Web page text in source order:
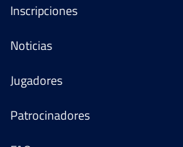
Inscripciones
Noticias
Jugadores
Patrocinadores